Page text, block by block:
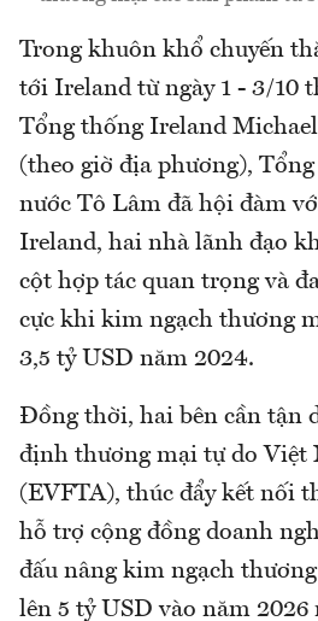
Trong khuôn khổ chuyến
tới Ireland từ ngày 1 - 3/10
Tổng thống Ireland
(theo giờ địa phương),
nước Tô Lâm đã hội đàm
Ireland, hai nhà lãnh đạo
cột hợp tác quan trọng và
cực khi kim ngạch thương
3,5 tỷ USD năm 2024.
Đồng thời, hai bên cần tận
định thương mại tự do Việt
(EVFTA), thúc đẩy kết nối
hỗ trợ cộng đồng doanh
đấu nâng kim ngạch
lên 5 tỷ USD vào năm